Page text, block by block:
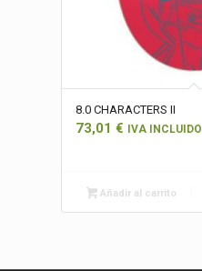
8.0 CHARACTERS II
73,01 € IVA INCLUIDO
Añadir al carrito